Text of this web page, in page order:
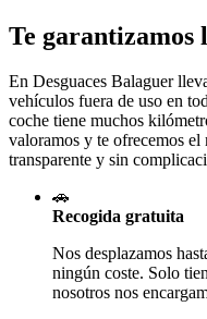
Te garantizamos
En Desguaces Balaguer
vehículos fuera de uso en
coche tiene muchos
valoramos y te ofrecemos
transparente y sin
🚗
Recogida gratuita
Nos desplazamos
ningún coste. Solo
nosotros nos